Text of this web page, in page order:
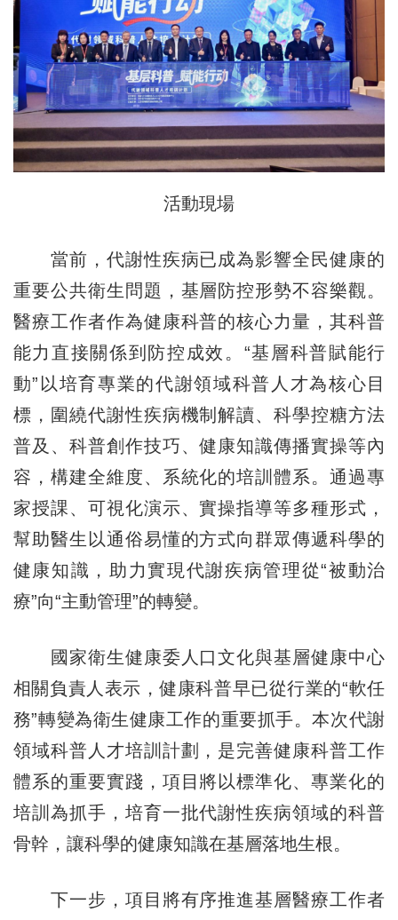
活動現場
當前，代謝性疾病已成為影響全民健康的
重要公共衛生問題，基層防控形勢不容樂觀。
醫療工作者作為健康科普的核心力量，其科普
能力直接關係到防控成效。“基層科普賦能行
動”以培育專業的代謝領域科普人才為核心目
標，圍繞代謝性疾病機制解讀、科學控糖方法
普及、科普創作技巧、健康知識傳播實操等內
容，構建全維度、系統化的培訓體系。通過專
家授課、可視化演示、實操指導等多種形式，
幫助醫生以通俗易懂的方式向群眾傳遞科學的
健康知識，助力實現代謝疾病管理從“被動治
療”向“主動管理”的轉變。
國家衛生健康委人口文化與基層健康中心
相關負責人表示，健康科普早已從行業的“軟任
務”轉變為衛生健康工作的重要抓手。本次代謝
領域科普人才培訓計劃，是完善健康科普工作
體系的重要實踐，項目將以標準化、專業化的
培訓為抓手，培育一批代謝性疾病領域的科普
骨幹，讓科學的健康知識在基層落地生根。
下一步，項目將有序推進基層醫療工作者